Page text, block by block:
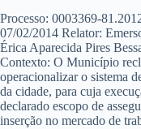
Processo: 0003369-
07/02/2014 Relator:
Érica Aparecida Pires
Contexto: O Município
operacionalizar o sistema
da cidade, para cuja
declarado escopo de
inserção no mercado de